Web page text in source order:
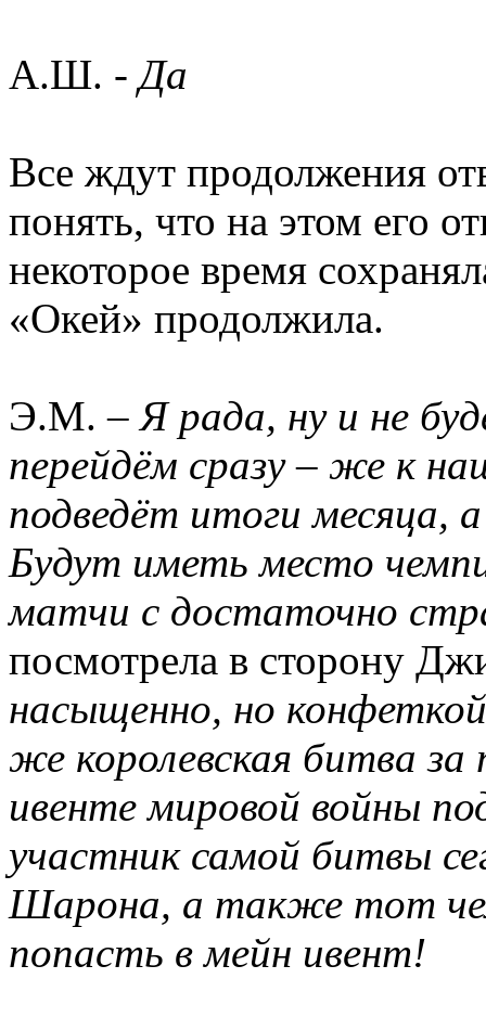
А.Ш. -Да
Все ждут продолжения
понять, что на этом его
некоторое время
«Окей» продолжила.
Э.М. –Я рада, ну и не
перейдём сразу – же к
подведёт итоги месяца,
Будут иметь место
матчи с достаточно
посмотрела в сторону
насыщенно, но
же королевская битва
ивенте мировой войны
участник самой битвы
Шарона, а также тот
попасть в мейн ивент!